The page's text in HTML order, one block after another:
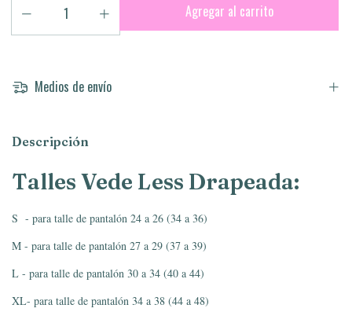
Medios de envío
Descripción
Talles Vede Less Drapeada:
S - para talle de pantalón 24 a 26 (34 a 36)
M - para talle de pantalón 27 a 29 (37 a 39)
L - para talle de pantalón 30 a 34 (40 a 44)
XL- para talle de pantalón 34 a 38 (44 a 48)